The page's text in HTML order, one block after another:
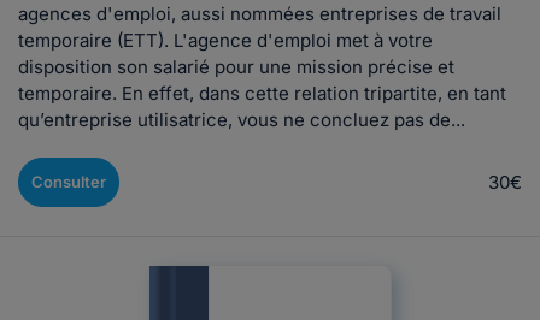
agences d'emploi, aussi nommées entreprises de travail
temporaire (ETT). L'agence d'emploi met à votre
disposition son salarié pour une mission précise et
temporaire. En effet, dans cette relation tripartite, en tant
qu’entreprise utilisatrice, vous ne concluez pas de...
Consulter 30€